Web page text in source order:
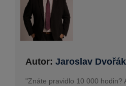
Autor: Jaroslav Dvořák
"Znáte pravidlo 10 000 hodin?